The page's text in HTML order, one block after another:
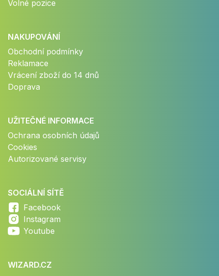
Volné pozice
NAKUPOVÁNÍ
Obchodní podmínky
Reklamace
Vrácení zboží do 14 dnů
Doprava
UŽITEČNÉ INFORMACE
Ochrana osobních údajů
Cookies
Autorizované servisy
SOCIÁLNÍ SÍTĚ
Facebook
Instagram
Youtube
WIZARD.CZ